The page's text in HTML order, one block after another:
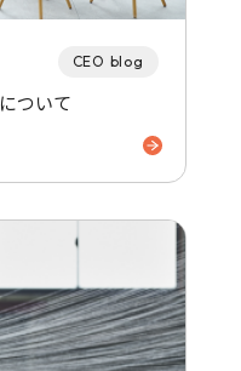
CEO blog
ついて